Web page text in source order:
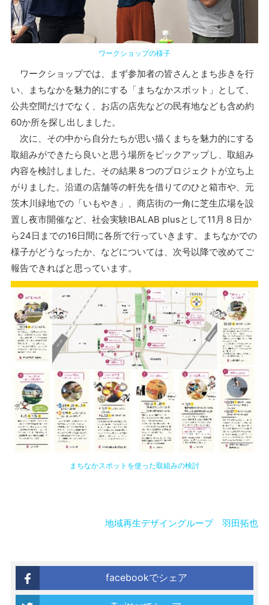
ワークショップの様子
ワークショップでは、まず参加者の皆さんとまち歩きを行
い、まちなかを魅力的にする「まちなかスポット」として、
公共空間だけでなく、お店の店先などの民有地なども含め約
60か所を探し出しました。
次に、その中から自分たちが思い描くまちを魅力的にする
取組みができたら良いと思う場所をピックアップし、取組み
内容を検討しました。その結果８つのプロジェクトが立ち上
がりました。沿道の店舗等の軒先を借りてのひと箱市や、元
茨木川緑地での「いもやき」、商店街の一角に芝生広場を設
置し夜市開催など、社会実験IBALAB plusとして11月８日か
ら24日までの16日間に各所で行っていきます。まちなかでの
様子がどうなったか、などについては、次号以降で改めてご
報告できればと思っています。
まちなかスポットを使った取組みの検討
地域再生デザイングループ 羽田拓也
facebookでシェア